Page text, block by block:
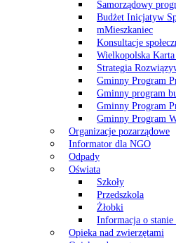
Samorządowy
Budżet Inicjatyw
mMieszkaniec
Konsultacje
Wielkopolska
Strategia
Gminny Program
Gminny program
Gminny Program
Gminny Program
Organizacje pozarządowe
Informator dla NGO
Odpady
Oświata
Szkoły
Przedszkola
Żłobki
Informacja o stanie
Opieka nad zwierzętami